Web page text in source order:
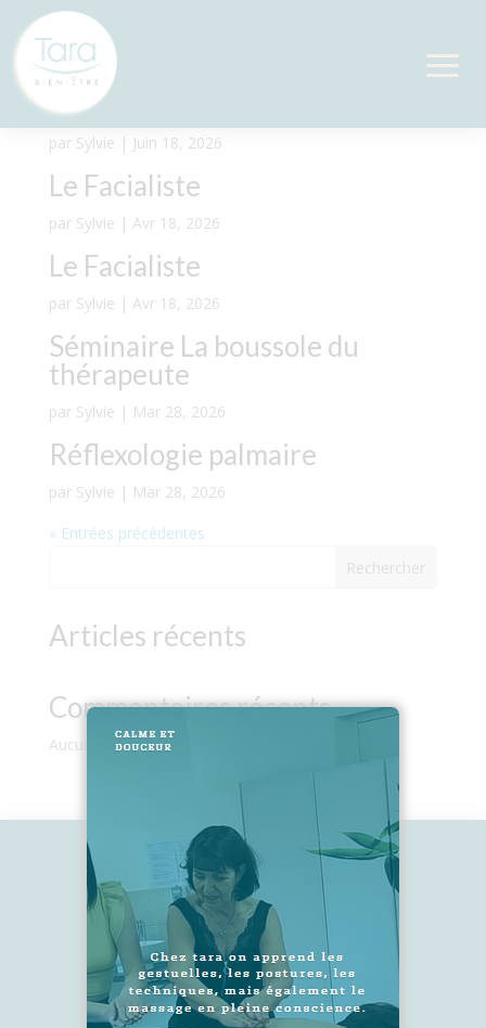
Séminaire La boussole du
thérapeute
par Sylvie | Juin 18, 2026
Le Facialiste
par Sylvie | Avr 18, 2026
Le Facialiste
par Sylvie | Avr 18, 2026
Séminaire La boussole du
thérapeute
par Sylvie | Mar 28, 2026
Réflexologie palmaire
par Sylvie | Mar 28, 2026
« Entrées précédentes
Rechercher
Articles récents
Commentaires récents
Aucun commentaire à afficher.
2